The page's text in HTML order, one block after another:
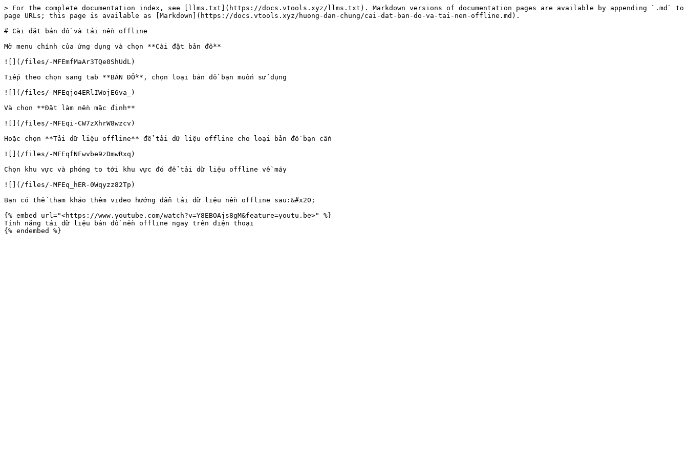
> For the complete documentation index, see [llms.txt](https://docs.vtools.xyz/llms.txt). Markdown versions of documentation pages are available by appending `.md` to
page URLs; this page is available as [Markdown](https://docs.vtools.xyz/huong-dan-chung/cai-dat-ban-do-va-tai-nen-offline.md).
# Cài đặt bản đồ và tải nền offline
Mở menu chính của ứng dụng và chọn **Cài đặt bản đồ**
![](/files/-MFEmfMaAr3TQe0ShUdL)
Tiếp theo chọn sang tab **BẢN ĐỒ**, chọn loại bản đồ bạn muốn sử dụng
![](/files/-MFEqjo4ERlIWojE6va_)
Và chọn **Đặt làm nền mặc định**
![](/files/-MFEqi-CW7zXhrW8wzcv)
Hoặc chọn **Tải dữ liệu offline** để tải dữ liệu offline cho loại bản đồ bạn cần
![](/files/-MFEqfNFwvbe9zDmwRxq)
Chọn khu vực và phóng to tới khu vực đó để tải dữ liệu offline về máy
![](/files/-MFEq_hER-0Wqyzz82Tp)
Bạn có thể tham khảo thêm video hướng dẫn tải dữ liệu nền offline sau:&#x20;
{% embed url="<https://www.youtube.com/watch?v=Y8EBOAjs8gM&feature=youtu.be>" %}
Tính năng tải dữ liệu bản đồ nền offline ngay trên điện thoại